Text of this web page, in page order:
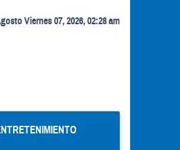
Viernes 07, 2026, 02:28 am